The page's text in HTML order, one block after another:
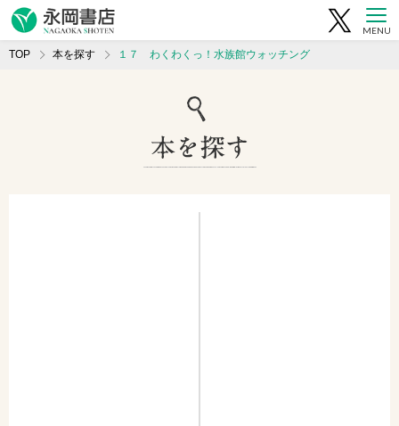
MENU
TOP 本を探す １７ わくわくっ！水族館ウォッチング